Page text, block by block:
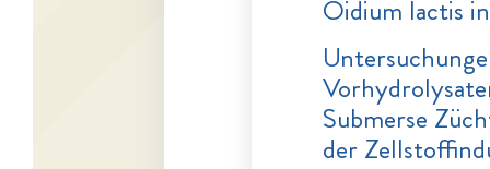
Oidium lactis
Submerse
der